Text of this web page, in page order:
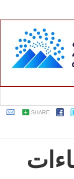
SHARE